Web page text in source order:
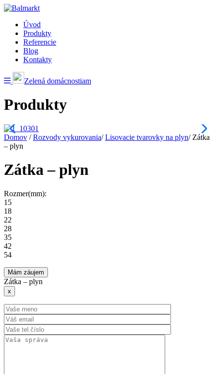
Úvod
Produkty
Referencie
Blog
Kontakty
Zelená domácnostiam
Produkty
Domov / Rozvody vykurovania/ Lisovacie tvarovky na plyn/ Zátka
– plyn
Zátka – plyn
Rozmer(mm):
15
18
22
28
35
42
54
Mám záujem
Zátka – plyn
x